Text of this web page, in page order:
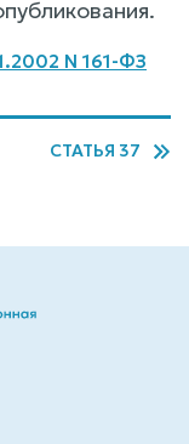
N 161-ФЗ
СТАТЬЯ 37